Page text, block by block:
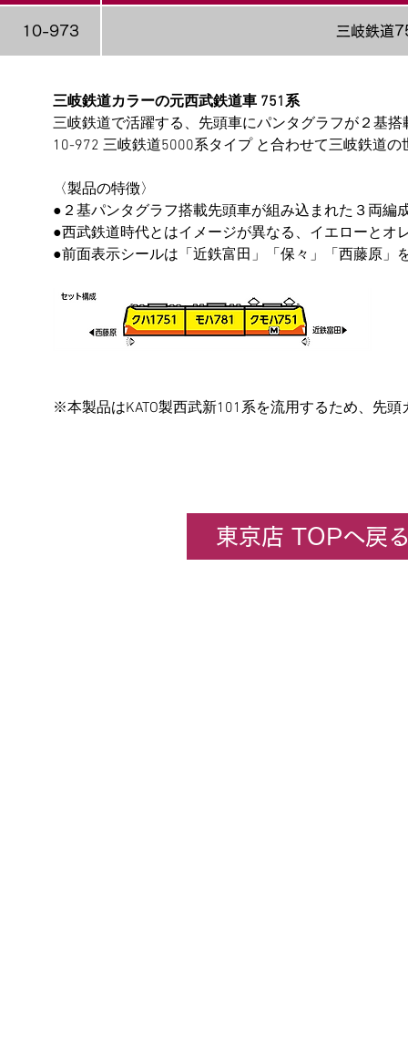
10-973 三岐鉄道
三岐鉄道カラーの元西武鉄道車 751系
三岐鉄道で活躍する、先頭車にパンタグラフが２基
10-972 三岐鉄道5000系タイプ と合わせて三岐鉄道
〈製品の特徴〉
●２基パンタグラフ搭載先頭車が組み込まれた３両編
●西武鉄道時代とはイメージが異なる、イエローとオ
●前面表示シールは「近鉄富田」「保々」「西藤原」
※本製品はKATO製西武新101系を流用するため、先
東京店 TOPへ戻